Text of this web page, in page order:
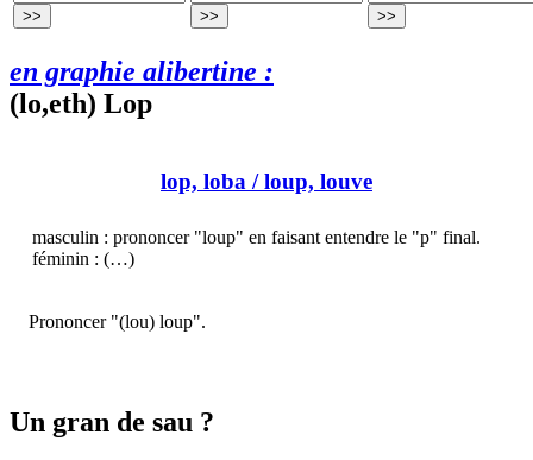
en graphie alibertine :
(lo,eth) Lop
lop, loba / loup, louve
masculin : prononcer "loup" en faisant entendre le "p" final.
féminin : (…)
Prononcer "(lou) loup".
Un gran de sau ?